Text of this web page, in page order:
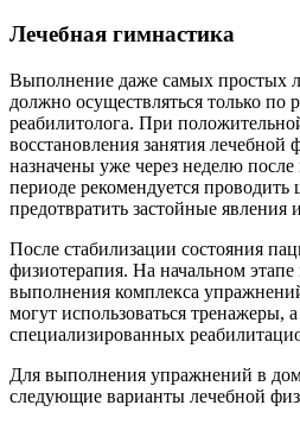
Лечебная гимнастика
Выполнение даже самых простых
должно осуществляться только по
реабилитолога. При
восстановления занятия лечебной
назначены уже через неделю
периоде рекомендуется
предотвратить застойные явления
После стабилизации состояния
физиотерапия. На начальном этапе
выполнения комплекса
могут использоваться тренажеры,
специализированных
Для выполнения упражнений в
следующие варианты лечебной